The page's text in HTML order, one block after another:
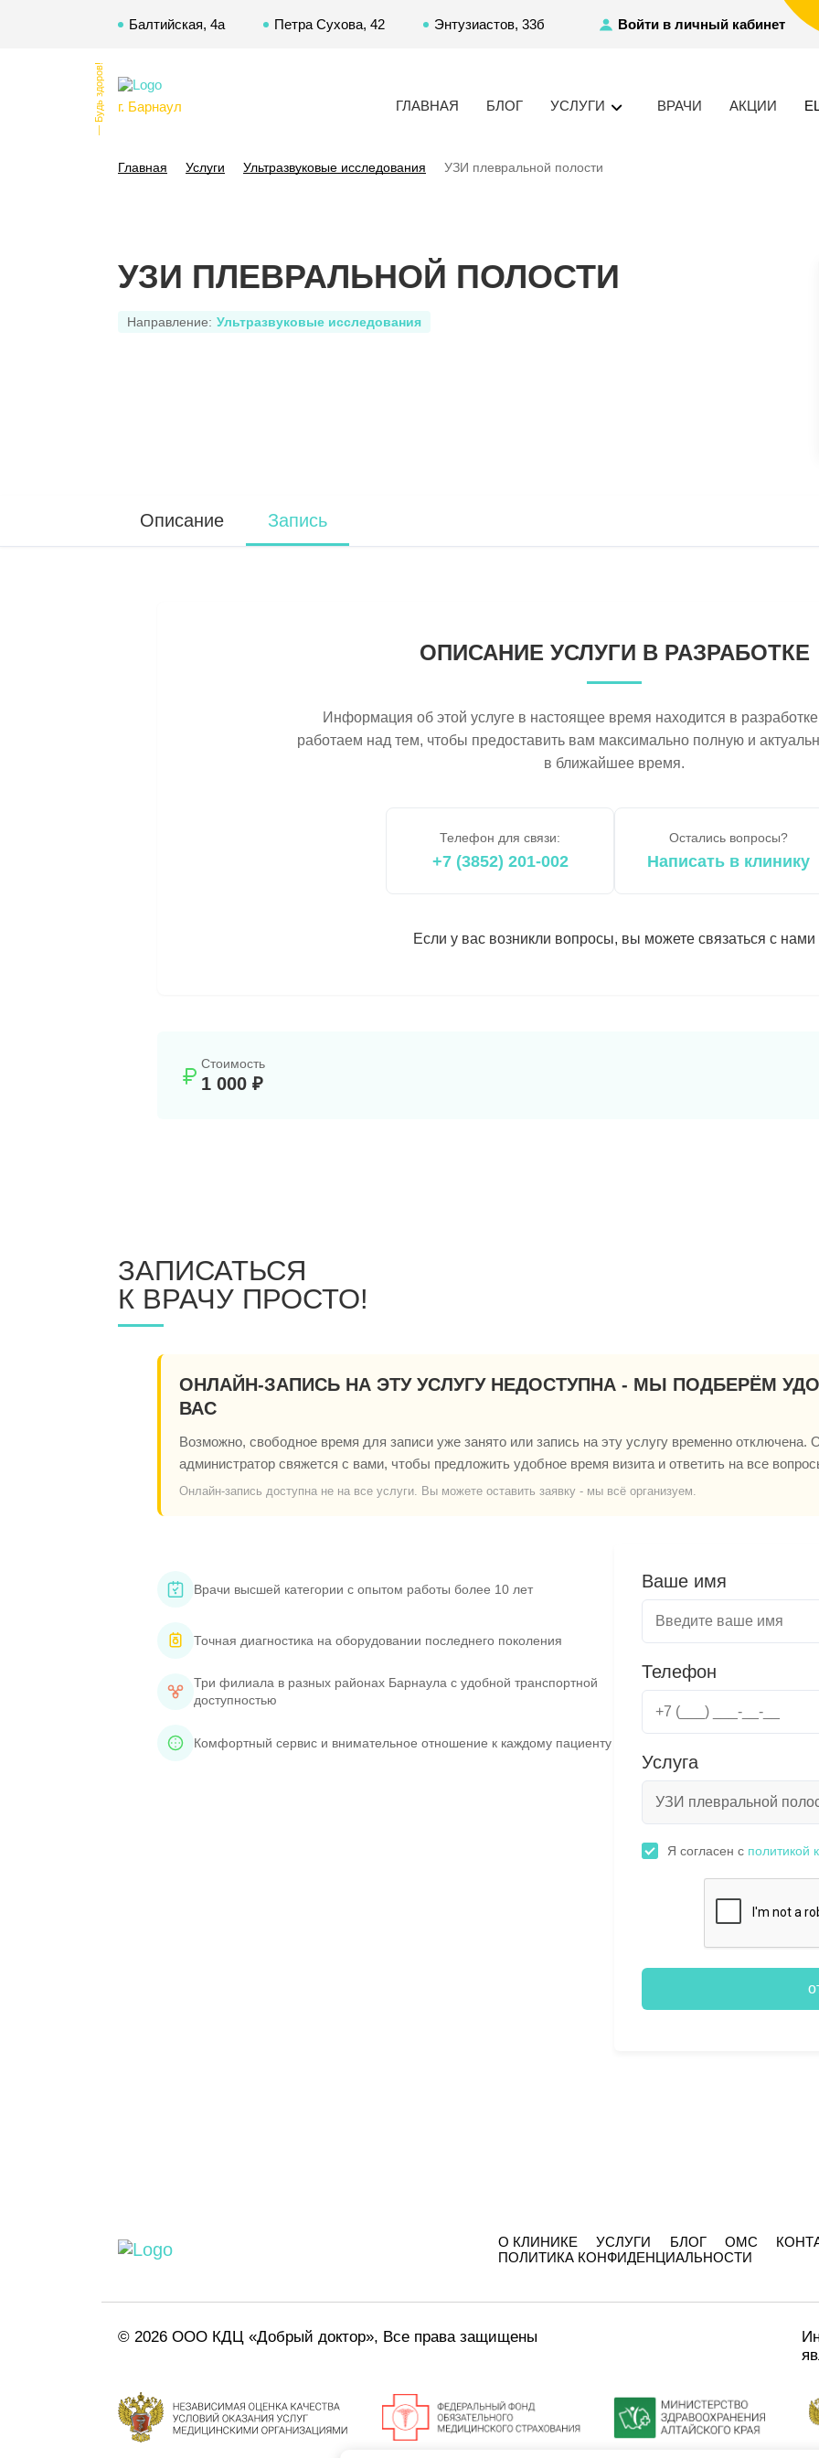
— Будь здоров! г. Барнаул ГЛАВНАЯ БЛОГ УСЛУГИ ВРАЧИ АКЦИИ
Балтийская, 4а Петра Сухова, 42 Энтузиастов, 33б Войти в личный кабинет
Главная Услуги Ультразвуковые исследования УЗИ плевральной полости
УЗИ ПЛЕВРАЛЬНОЙ ПОЛОСТИ
Направление: Ультразвуковые исследования
Описание Запись
ОПИСАНИЕ УСЛУГИ В РАЗРАБОТКЕ
Информация об этой услуге в настоящее время находится в
работаем над тем, чтобы предоставить вам максимально полную и
в ближайшее время.
Телефон для связи:
+7 (3852) 201-002
Остались вопросы?
Написать в клинику
Если у вас возникли вопросы, вы можете связаться с нами
Стоимость
1 000 ₽
ЗАПИСАТЬСЯ
К ВРАЧУ ПРОСТО!
ОНЛАЙН-ЗАПИСЬ НА ЭТУ УСЛУГУ НЕДОСТУПНА - МЫ ПОДБЕРЁМ
ВАС
Возможно, свободное время для записи уже занято или запись на эту услугу временно отключена.
администратор свяжется с вами, чтобы предложить удобное время визита и ответить на все
Онлайн-запись доступна не на все услуги. Вы можете оставить заявку - мы всё организуем.
Врачи высшей категории с опытом работы более 10 лет
Точная диагностика на оборудовании последнего поколения
Три филиала в разных районах Барнаула с удобной транспортной
доступностью
Комфортный сервис и внимательное отношение к каждому пациенту
Ваше имя
Телефон
Услуга
Я согласен с политикой
О КЛИНИКЕ УСЛУГИ БЛОГ ОМС
ПОЛИТИКА КОНФИДЕНЦИАЛЬНОСТИ
© 2026 ООО КДЦ «Добрый доктор», Все права защищены